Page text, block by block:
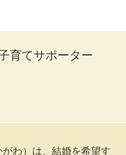
育てサポーター
わ）は、結婚を希望す